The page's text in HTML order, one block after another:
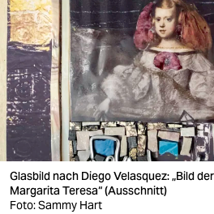
sport
berlin
nord
wahrheit
verlag
verlag
Glasbild nach Diego Velasquez: „Bild
Margarita Teresa“ (Ausschnitt)
Foto: Sammy Hart